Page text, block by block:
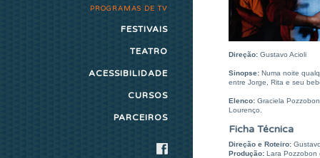
PROGRAMAS DE TV
FESTIVAIS
TEATRO
ACESSIBILIDADE
CURSOS
PARCEIROS
Direção: Gustavo Acioli
Sinopse: Numa noite
entre Jorge, Rita e seu
Elenco: Graciela
Lourenço.
Ficha Técnica
Direção e Roteiro:
Produção: Lara Pozzobon